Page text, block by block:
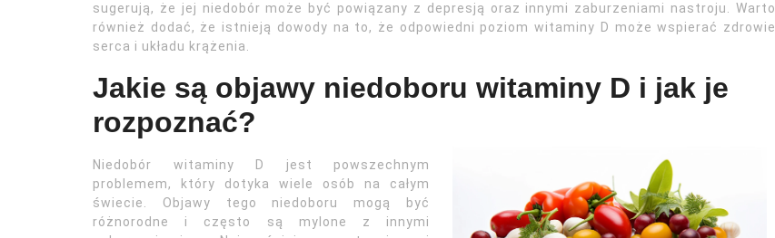
sugerują, że jej niedobór może być powiązany z depresją oraz innymi zaburzeniami nastroju. Warto
również dodać, że istnieją dowody na to, że odpowiedni poziom witaminy D może wspierać zdrowie
serca i układu krążenia.
Jakie są objawy niedoboru witaminy D i jak je
rozpoznać?
Niedobór witaminy D jest powszechnym
problemem, który dotyka wiele osób na całym
świecie. Objawy tego niedoboru mogą być
różnorodne i często są mylone z innymi